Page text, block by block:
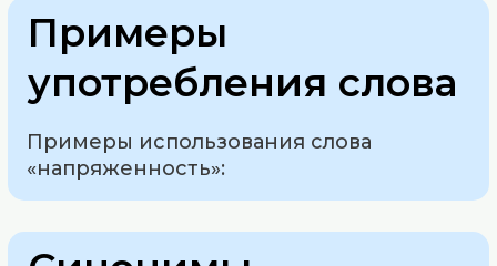
Примеры
употребления слова
Примеры использования слова
«напряженность»: